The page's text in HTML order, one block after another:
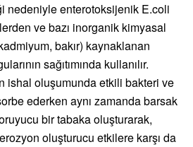
nedeniyle enterotoksijenik E.coli
ve bazı inorganik kimyasal
bakır) kaynaklanan
sağıtımında kullanılır.
ishal oluşumunda etkili bakteri ve
ederken aynı zamanda barsak
bir tabaka oluşturarak,
oluşturucu etkilere karşı da